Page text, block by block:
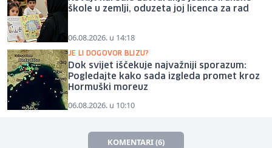
škole u zemlji, oduzeta joj licenca za rad
06.08.2026. u 14:18
JE LI DOGOVOR BLIZU?
Dok svijet iščekuje najvažniji sporazum:
Pogledajte kako sada izgleda promet kroz
Hormuški moreuz
06.08.2026. u 10:10
KOMENTARI (6)